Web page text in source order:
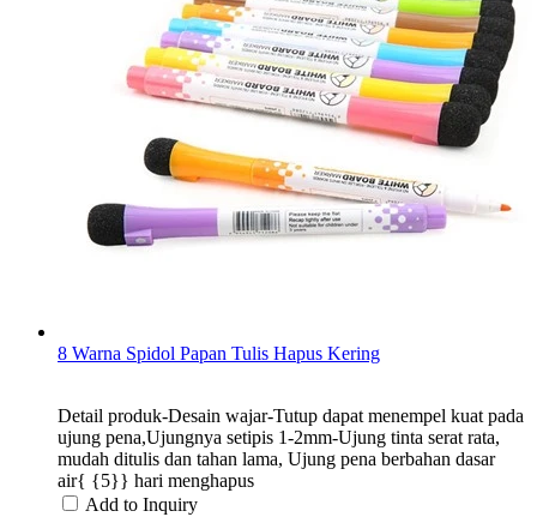
8 Warna Spidol Papan Tulis Hapus Kering
Detail produk-Desain wajar-Tutup dapat menempel kuat pada
ujung pena,Ujungnya setipis 1-2mm-Ujung tinta serat rata,
mudah ditulis dan tahan lama, Ujung pena berbahan dasar
air{ {5}} hari menghapus
Add to Inquiry